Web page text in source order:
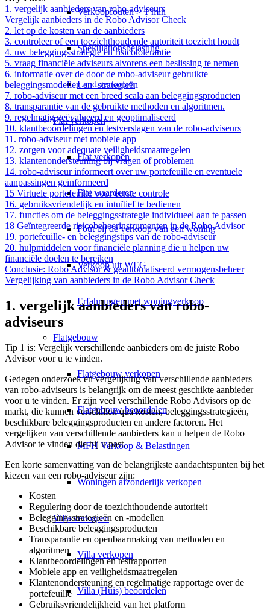
Verkoopfouten > 1 mln
Spekulationsbelasting
Land verkopen
Flatverkopen
Flat verkopen
Flat waarderen
Fout bij de verkoop van een woning
Verkoop uit WEG
Erfahrungen met woningverkoop
Flatgebouw
Flatgebouw verkopen
Flatgebouw beoordelen
MFH Verkoop & Belastingen
Woningen afzonderlijk verkopen
Villaverkopen
Villa verkopen
Villa (Huis) beoordelen
1. vergelijk aanbieders van robo-adviseurs
Vergelijk aanbieders in de Robo Advisor Check
2. let op de kosten van de aanbieders
3. controleer of een toezichthoudende autoriteit toezicht houdt
4. uw beleggingsstrategie en risicotolerantie
5. vraag financiële adviseurs alvorens een beslissing te nemen
6. informatie over de door de robo-adviseur gebruikte
beleggingsmodellen en -strategieën
7. robo-adviseur met een breed scala aan beleggingsproducten
8. transparantie van de gebruikte methoden en algoritmen.
9. regelmatig geëvalueerd en geoptimaliseerd
10. klantbeoordelingen en testverslagen van de robo-adviseurs
11. robo-adviseur met mobiele app
12. zorgen voor adequate veiligheidsmaatregelen
13. klantenondersteuning bij vragen of problemen
14. robo-adviseur informeert over uw portefeuille en eventuele
aanpassingen geïnformeerd
15 Virtuele portefeuille voor eerste controle
16. gebruiksvriendelijk en intuïtief te bedienen
17. functies om de beleggingsstrategie individueel aan te passen
18 Geïntegreerde risicobeheerinstrumenten in de Robo Advisor
19. portefeuille- en beleggingstips van de robo-adviseur
20. hulpmiddelen voor financiële planning die u helpen uw
financiële doelen te bereiken
Conclusie: Robo Advisor & geautomatiseerd vermogensbeheer
Vergelijking van aanbieders in de Robo Advisor Check
1. vergelijk aanbieders van robo-
adviseurs
Tip 1 is: Vergelijk verschillende aanbieders om de juiste Robo
Advisor voor u te vinden.
Gedegen onderzoek en vergelijking van verschillende aanbieders
van robo-adviseurs is belangrijk om de meest geschikte aanbieder
voor u te vinden. Er zijn veel verschillende Robo Advisors op de
markt, die kunnen verschillen qua kosten, beleggingsstrategieën,
beschikbare beleggingsproducten en andere factoren. Het
vergelijken van verschillende aanbieders kan u helpen de Robo
Advisor te vinden die bij u past.
Een korte samenvatting van de belangrijkste aandachtspunten bij het
kiezen van een robo-adviseur zijn:
Kosten
Regulering door de toezichthoudende autoriteit
Beleggingsstrategieën en -modellen
Beschikbare beleggingsproducten
Transparantie en openbaarmaking van methoden en
algoritmen
Klantbeoordelingen en testrapporten
Mobiele app en veiligheidsmaatregelen
Klantenondersteuning en regelmatige rapportage over de
portefeuille
Gebruiksvriendelijkheid van het platform